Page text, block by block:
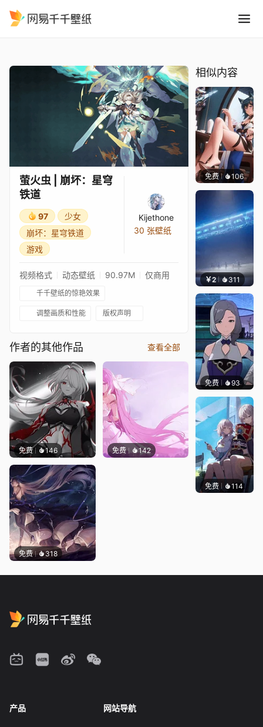
萤火虫 | 崩坏：星穹
铁道
97
少女
崩坏：星穹铁道
游戏
Kijethone
30 张壁纸
视频格式 动态壁纸 90.97M 仅商用
千千壁纸的惊艳效果
调整画质和性能 版权声明
作者的其他作品 查看全部
免费 146 免费 142
免费 318
相似内容
免费 106
￥2 311 栩
免费 93｡
免费 114
产品 网站导航